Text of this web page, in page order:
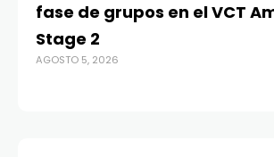
fase de grupos en el VCT
Stage 2
AGOSTO 5, 2026